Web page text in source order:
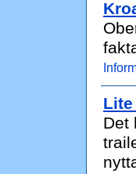
Det